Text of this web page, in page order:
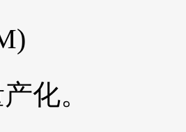
化。